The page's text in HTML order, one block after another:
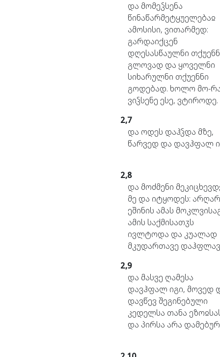
და მომეჴსენა
წინაწარმეტყუელებაჲ
ამოსისი, ვითარმედ:
გარდაიქცენ
დღესასწაულნი
გლოვად და ყოველნი
სიხარულნი თქუენნი
გოდებად. ხოლო მო-
ვიჴსენე ესე, ვტიროდე.
2,7
და ოდეს დაჰჴდა მზე,
წარვედ და დავჰფალ
2,8
და მოძმენი
მე და იტყოდეს:
ეშინის ამას
ამის საქმისათჳს
ივლტოდა და კუალად
მკუდართავე
2,9
და მასვე ღამესა
დავჰფალ იგი, მოვედ
დავწევ შეგინებული
კედელსა თანა
და პირსა არა